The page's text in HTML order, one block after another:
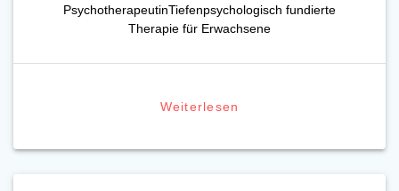
PsychotherapeutinTiefenpsychologisch fundierte
Therapie für Erwachsene
Weiterlesen